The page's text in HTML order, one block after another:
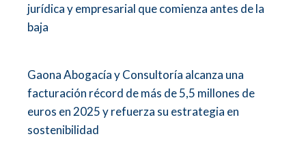
jurídica y empresarial que comienza antes de la
baja
Gaona Abogacía y Consultoría alcanza una
facturación récord de más de 5,5 millones de
euros en 2025 y refuerza su estrategia en
sostenibilidad